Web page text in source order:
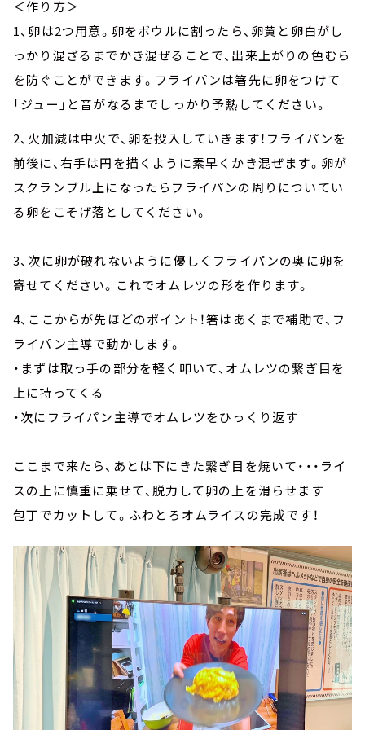
＜作り方＞
1、卵は2つ用意。卵をボウルに割ったら、卵黄と卵白がし
っかり混ざるまでかき混ぜることで、出来上がりの色むら
を防ぐことができます。フライパンは箸先に卵をつけて
「ジュー」と音がなるまでしっかり予熱してください。
2、火加減は中火で、卵を投入していきます！フライパンを
前後に、右手は円を描くように素早くかき混ぜます。卵が
スクランブル上になったらフライパンの周りについてい
る卵をこそげ落としてください。
3、次に卵が破れないように優しくフライパンの奥に卵を
寄せてください。これでオムレツの形を作ります。
4、ここからが先ほどのポイント！箸はあくまで補助で、フ
ライパン主導で動かします。
・まずは取っ手の部分を軽く叩いて、オムレツの繋ぎ目を
上に持ってくる
・次にフライパン主導でオムレツをひっくり返す
ここまで来たら、あとは下にきた繋ぎ目を焼いて・・・ライ
スの上に慎重に乗せて、脱力して卵の上を滑らせます
包丁でカットして。ふわとろオムライスの完成です！